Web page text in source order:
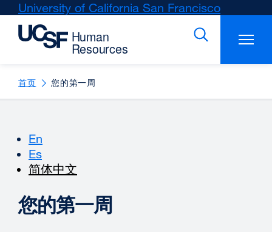
Skip
main
University of California San Francisco
(opens
a
window)
首页 您的第一周
En
Es
简体中文
您的第一周